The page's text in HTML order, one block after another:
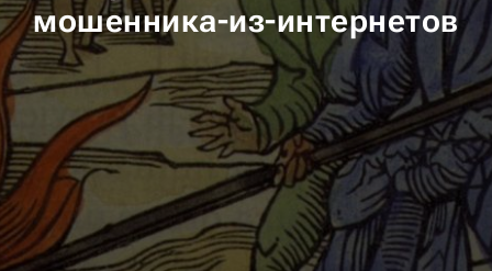
мошенника-из-интернетов